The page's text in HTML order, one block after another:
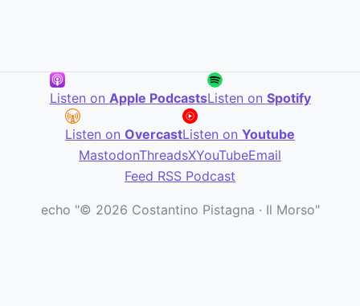
Listen on Apple PodcastsListen on Spotify
Listen on OvercastListen on Youtube
MastodonThreadsXYouTubeEmail
Feed RSS Podcast
echo "© 2026 Costantino Pistagna · Il Morso"